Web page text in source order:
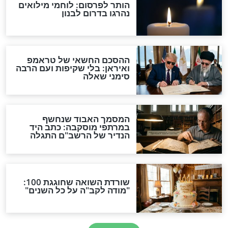
"כשאני
וארוך – יש
מלמעלה בכל
איפרגן: "אני מאמין בבורא
עולם"